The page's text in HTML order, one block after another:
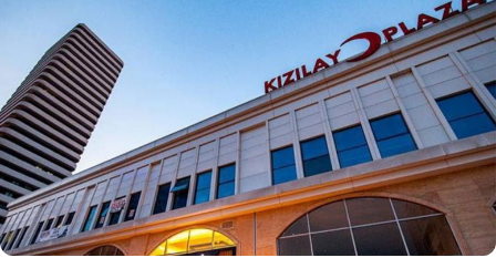
Yeni kanunla yapılacak harcamalarda Kamu
İhale Kanunu’na bağlı kalmayacak. Çadır bile
‘stratejik ürün’ sayılacak. İhale yapma
zorunluluğu kalkacak, istediği kişilere işleri
verecek.